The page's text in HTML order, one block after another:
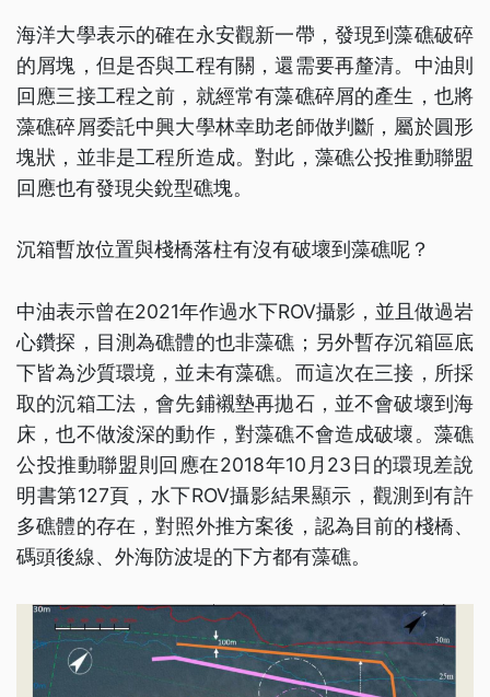
海洋大學表示的確在永安觀新一帶，發現到藻礁破碎
的屑塊，但是否與工程有關，還需要再釐清。中油則
回應三接工程之前，就經常有藻礁碎屑的產生，也將
藻礁碎屑委託中興大學林幸助老師做判斷，屬於圓形
塊狀，並非是工程所造成。對此，藻礁公投推動聯盟
回應也有發現尖銳型礁塊。
沉箱暫放位置與棧橋落柱有沒有破壞到藻礁呢？
中油表示曾在2021年作過水下ROV攝影，並且做過岩
心鑽探，目測為礁體的也非藻礁；另外暫存沉箱區底
下皆為沙質環境，並未有藻礁。而這次在三接，所採
取的沉箱工法，會先鋪襯墊再拋石，並不會破壞到海
床，也不做浚深的動作，對藻礁不會造成破壞。藻礁
公投推動聯盟則回應在2018年10月23日的環現差說
明書第127頁，水下ROV攝影結果顯示，觀測到有許
多礁體的存在，對照外推方案後，認為目前的棧橋、
碼頭後線、外海防波堤的下方都有藻礁。